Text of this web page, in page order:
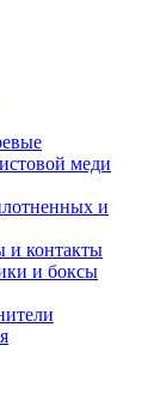
меди
и
и контакты
и боксы